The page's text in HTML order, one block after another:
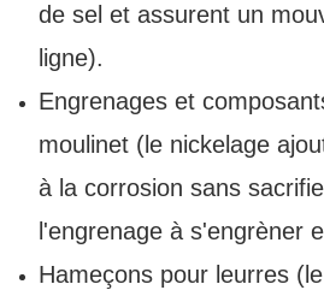
de sel et assurent un
ligne).
Engrenages et
moulinet (le nickelage
à la corrosion sans
l'engrenage à s'engrèner
Hameçons pour leurres